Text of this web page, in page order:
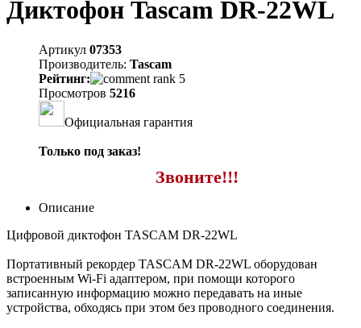
Диктофон Tascam DR-22WL
Артикул 07353
Производитель: Tascam
Рейтинг:
Просмотров 5216
Официальная гарантия
Только под заказ!
Звоните!!!
Описание
Цифровой диктофон TASCAM DR-22WL
Портативный рекордер TASCAM DR-22WL оборудован
встроенным Wi-Fi адаптером, при помощи которого
записанную информацию можно передавать на иные
устройства, обходясь при этом без проводного соединения.